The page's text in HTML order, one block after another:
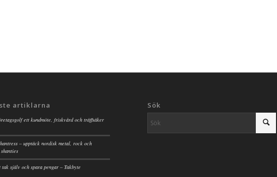
artiklarna
ett kundmöte, friskvård och träffsäker
– upptäck nordisk metal, rock och
själv och spara pengar – Takbyte
Sök